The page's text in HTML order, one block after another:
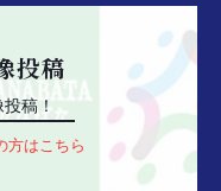
投稿
稿！
方はこちら